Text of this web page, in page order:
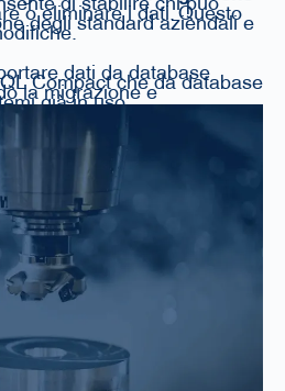
o eliminare i dati. Questo
degli standard aziendali e
dati da database
Compact che da database
la migrazione e
già in uso.